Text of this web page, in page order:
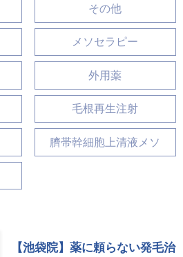
その他
メソセラピー
外用薬
毛根再生注射
臍帯幹細胞上清液メソ
【池袋院】薬に頼らない発毛治